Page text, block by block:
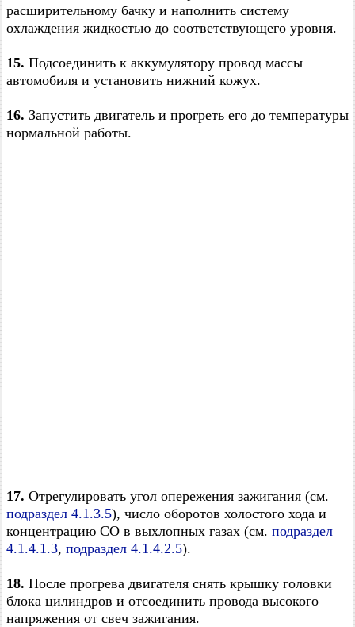
расширительному бачку и наполнить систему
охлаждения жидкостью до соответствующего уровня.
15. Подсоединить к аккумулятору провод массы
автомобиля и установить нижний кожух.
16. Запустить двигатель и прогреть его до температуры
нормальной работы.
17. Отрегулировать угол опережения зажигания (см.
подраздел 4.1.3.5), число оборотов холостого хода и
концентрацию CO в выхлопных газах (см. подраздел
4.1.4.1.3, подраздел 4.1.4.2.5).
18. После прогрева двигателя снять крышку головки
блока цилиндров и отсоединить провода высокого
напряжения от свеч зажигания.